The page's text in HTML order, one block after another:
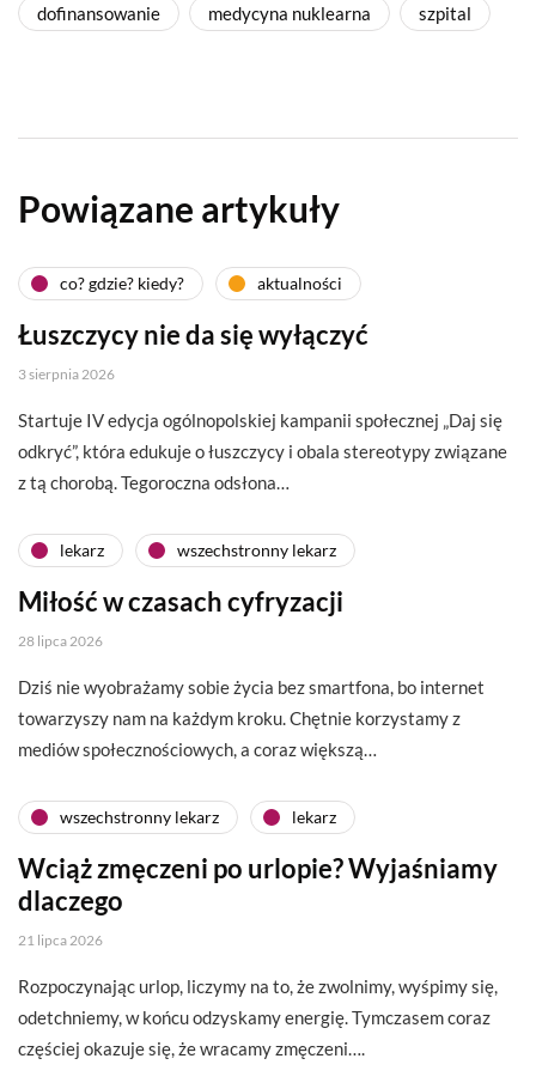
dofinansowanie medycyna nuklearna szpital
Powiązane artykuły
co? gdzie? kiedy? aktualności
Łuszczycy nie da się wyłączyć
3 sierpnia 2026
Startuje IV edycja ogólnopolskiej kampanii społecznej „Daj się
odkryć”, która edukuje o łuszczycy i obala stereotypy związane
z tą chorobą. Tegoroczna odsłona…
lekarz wszechstronny lekarz
Miłość w czasach cyfryzacji
28 lipca 2026
Dziś nie wyobrażamy sobie życia bez smartfona, bo internet
towarzyszy nam na każdym kroku. Chętnie korzystamy z
mediów społecznościowych, a coraz większą…
wszechstronny lekarz lekarz
Wciąż zmęczeni po urlopie? Wyjaśniamy
dlaczego
21 lipca 2026
Rozpoczynając urlop, liczymy na to, że zwolnimy, wyśpimy się,
odetchniemy, w końcu odzyskamy energię. Tymczasem coraz
częściej okazuje się, że wracamy zmęczeni….